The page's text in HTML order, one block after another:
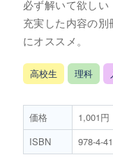
必ず解いて欲しい
充実した内容の
にオススメ。
高校生 理科
価格
1,001円
ISBN
978-4-